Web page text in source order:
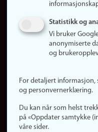
Om nettstedet
Informasjonskapsler
Personvern
Logg inn
Statistikk og
Vi bruker
anonymiserte
og
For detaljert
og personvernerklæring.
Du kan når som helst
på «Oppdater samtykke
våre sider.